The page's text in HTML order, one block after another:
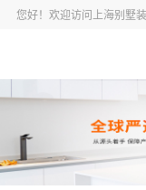
您好！欢迎访问上海别墅